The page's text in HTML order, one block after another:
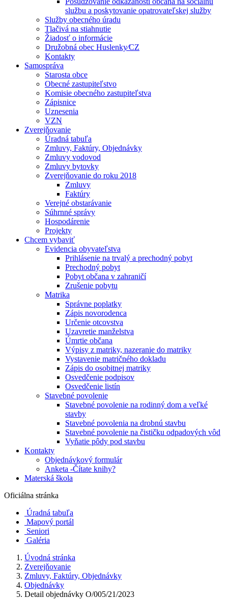
službu a poskytovanie opatrovateľskej služby
Služby obecného úradu
Tlačivá na stiahnutie
Žiadosť o informácie
Družobná obec Huslenky⁄CZ
Kontakty
Samospráva
Starosta obce
Obecné zastupiteľstvo
Komisie obecného zastupiteľstva
Zápisnice
Uznesenia
VZN
Zverejňovanie
Úradná tabuľa
Zmluvy, Faktúry, Objednávky
Zmluvy vodovod
Zmluvy bytovky
Zverejňovanie do roku 2018
Zmluvy
Faktúry
Verejné obstarávanie
Súhrnné správy
Hospodárenie
Projekty
Chcem vybaviť
Evidencia obyvateľstva
Prihlásenie na trvalý a prechodný pobyt
Prechodný pobyt
Pobyt občana v zahraničí
Zrušenie pobytu
Matrika
Správne poplatky
Zápis novorodenca
Určenie otcovstva
Uzavretie manželstva
Úmrtie občana
Výpisy z matriky, nazeranie do matriky
Vystavenie matričného dokladu
Zápis do osobitnej matriky
Osvedčenie podpisov
Osvedčenie listín
Stavebné povolenie
Stavebné povolenie na rodinný dom a veľké
stavby
Stavebné povolenia na drobnú stavbu
Stavebné povolenie na čističku odpadových vôd
Vyňatie pôdy pod stavbu
Kontakty
Objednávkový formulár
Anketa -Čítate knihy?
Materská škola
Oficiálna stránka
Úradná tabuľa
Mapový portál
Seniori
Galéria
Úvodná stránka
Zverejňovanie
Zmluvy, Faktúry, Objednávky
Objednávky
Detail objednávky O/005/21/2023